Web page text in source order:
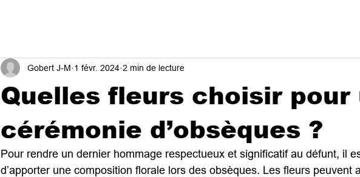
Quelles fleurs choisir pour
cérémonie d’obsèques ?
Gobert J-M 1 févr. 2024 2 min de lecture
Pour rendre un dernier hommage respectueux et significatif au défunt, il
d’apporter une composition florale lors des obsèques. Les fleurs peuvent